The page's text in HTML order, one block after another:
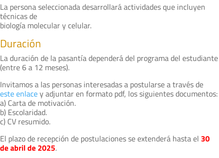
La persona seleccionada desarrollará actividades que incluyen
técnicas de
biología molecular y celular.
Duración
La duración de la pasantía dependerá del programa del estudiante
(entre 6 a 12 meses).
Invitamos a las personas interesadas a postularse a través de
este enlacey adjuntar en formato pdf, los siguientes documentos:
a) Carta de motivación.
b) Escolaridad.
c) CV resumido.
El plazo de recepción de postulaciones se extenderá hasta el 30
de abril de 2025.